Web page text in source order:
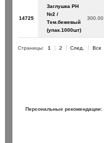
14725
Заглушка PH
№2 /
Тем.бежевый
(упак.1000шт)
300.00
Страницы: 1 2 След. Все
Персональные рекомендации: